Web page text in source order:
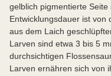
gelblich pigmentierte
Entwicklungsdauer ist von
aus dem Laich
Larven sind etwa 3 bis 5
durchsichtigen
Larven ernähren sich von